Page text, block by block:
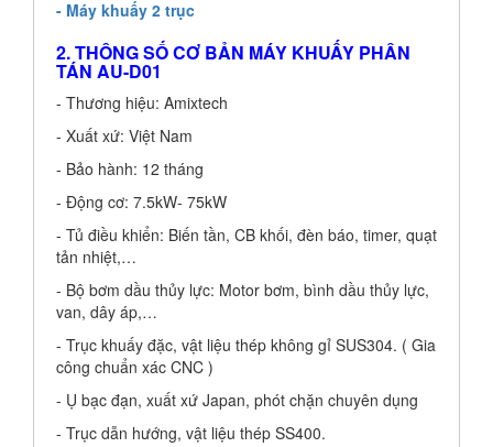
- Máy khuấy 2 trục
2. THÔNG SỐ CƠ BẢN MÁY KHUẤY PHÂN
TÁN AU-D01
- Thương hiệu: Amixtech
- Xuất xứ: Việt Nam
- Bảo hành: 12 tháng
- Động cơ: 7.5kW- 75kW
- Tủ điều khiển: Biến tần, CB khối, đèn báo, timer, quạt
tản nhiệt,…
- Bộ bơm dầu thủy lực: Motor bơm, bình dầu thủy lực,
van, dây áp,…
- Trục khuấy đặc, vật liệu thép không gỉ SUS304. ( Gia
công chuẩn xác CNC )
- Ụ bạc đạn, xuất xứ Japan, phót chặn chuyên dụng
- Trục dẫn hướng, vật liệu thép SS400.